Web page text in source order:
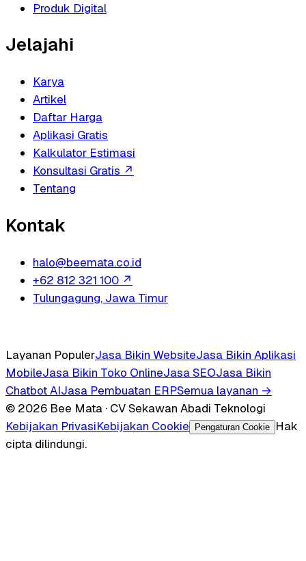
Produk Digital
Jelajahi
Karya
Artikel
Daftar Harga
Aplikasi Gratis
Kalkulator Estimasi
Konsultasi Gratis ↗
Tentang
Kontak
halo@beemata.co.id
+62 812 321 100 ↗
Tulungagung, Jawa Timur
Layanan PopulerJasa Bikin WebsiteJasa Bikin Aplikasi
MobileJasa Bikin Toko OnlineJasa SEOJasa Bikin
Chatbot AIJasa Pembuatan ERPSemua layanan →
© 2026 Bee Mata · CV Sekawan Abadi Teknologi
Kebijakan PrivasiKebijakan Cookie Pengaturan Cookie
Hak
cipta dilindungi.